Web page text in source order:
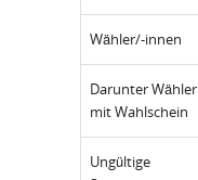
Wähler/-innen
Darunter Wähler
mit Wahlschein
Ungültige